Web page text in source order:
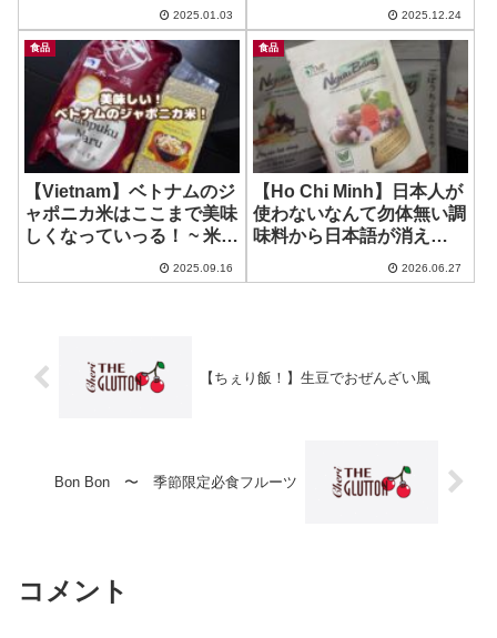
道の駅多々羅しまなみ公
園/来島サービスエリア
2025.01.03
JOURS
2025.12.24
食品
【Vietnam】ベトナムのジ
ャポニカ米はここまで美味
しくなっていっる！ ~ 米一
2025.09.16
食品
【Ho Chi Minh】日本人が
使わないなんて勿体無い調
味料から日本語が消え
ょう！（前 ちょうみりょ
2026.06.27
【ちぇり飯！】生豆でおぜんざい風
Bon Bon 〜 季節限定必食フルーツ
コメント